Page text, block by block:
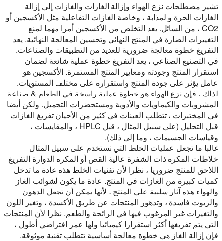
تشير مصطلحات نزع الهواء وإزالة الغازات والغازات إلى إزالة
الغازات الحرة والمذابة ، وخاصة الغازات التفاعلية مثل الأكسجين أو
CO2 ، من السائل. يعد التخلص من الأكسجين أمرا مهما لمنع
التغييرات الضارة في المنتج النهائي وتحسين المعالجة النهائية. يعد
التفريغ خطوة معالجة ضرورية للعديد من التطبيقات والصناعات.
في التصنيع الصناعي ، يعد التفريغ خطوة عملية شائعة لضمان
استقرار المنتج وجودته ومعايير المنتج المستمرة. الأكسجين هو
عامل يؤثر على جودة المنتج واستقراره على مختلف المستويات.
لذلك ، فإن نزع الهواء هو خطوة عملية راسخة في الطعام & صناعة
المشروبات والكيماويات والأدوية ومستحضرات التجميل. ولكن أيضا
في المختبرات ، تتطلب العينات في كثير من الأحيان تفريغ الغازات
قبل التحليل (على سبيل المثال ، قبل HPLC ، والمقايسات ،
وقياسات الجسيمات ، وما إلى ذلك).
غالبا ما تجعل عمليات الخلط التي تستخدم على سبيل المثال
خلاطات المكره ذات الشفرة عالية القص أو المكره الدوارة التفريغ
اللاحق للمنتج ضروريا ، نظرا لأن تقنيات الخلط هذه عادة ما تدخل
كميات كبيرة من الغازات في المنتج. عادة ما يكون لشوائب الغاز
والهواء هذه آثار سلبية على المنتج ، لأنها يمكن أن تجعل الدهون
والزيوت فاسدة ، وتدهور المنتجات عن طريق الأكسدة ، وتغير اللون
والتغيرات غير المرغوب فيها في الرائحة والطعم. نظرا لأن المنتجات
التي يتم تفريغها أكثر استقرارا كيميائيا ولها عمر افتراضي أطول ،
فإن إزالة الغاز هي خطوة معالجة أساسية تتطلب تقنية موثوقة.